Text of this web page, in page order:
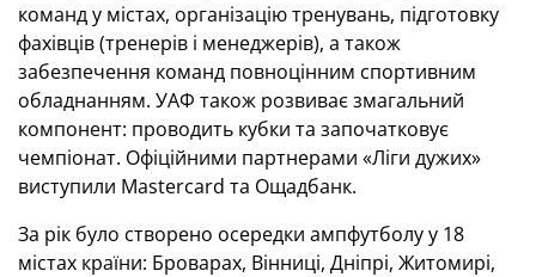
команд у містах, організацію тренувань, підготовку
фахівців (тренерів і менеджерів), а також
забезпечення команд повноцінним спортивним
обладнанням. УАФ також розвиває змагальний
компонент: проводить кубки та започатковує
чемпіонат. Офіційними партнерами «Ліги дужих»
виступили Mastercard та Ощадбанк.
За рік було створено осередки ампфутболу у 18
містах країни: Броварах, Вінниці, Дніпрі, Житомирі,